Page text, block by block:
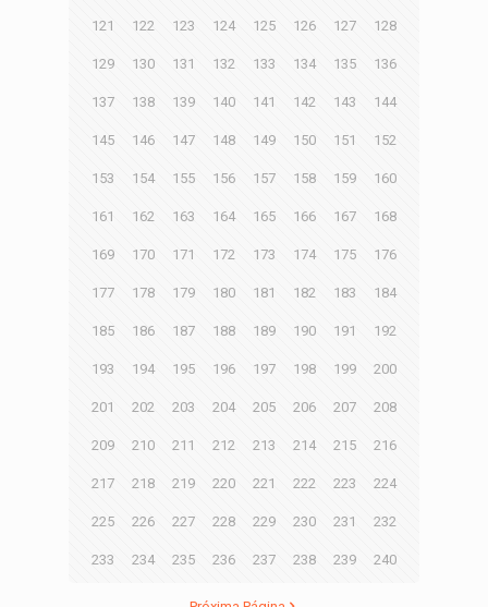
121 122 123 124 125 126 127 128
129 130 131 132 133 134 135 136
137 138 139 140 141 142 143 144
145 146 147 148 149 150 151 152
153 154 155 156 157 158 159 160
161 162 163 164 165 166 167 168
169 170 171 172 173 174 175 176
177 178 179 180 181 182 183 184
185 186 187 188 189 190 191 192
193 194 195 196 197 198 199 200
201 202 203 204 205 206 207 208
209 210 211 212 213 214 215 216
217 218 219 220 221 222 223 224
225 226 227 228 229 230 231 232
233 234 235 236 237 238 239 240